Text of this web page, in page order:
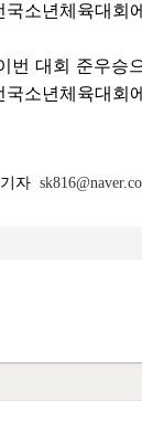
국소년체육대회
번 대회 준우승
국소년체육대회
자